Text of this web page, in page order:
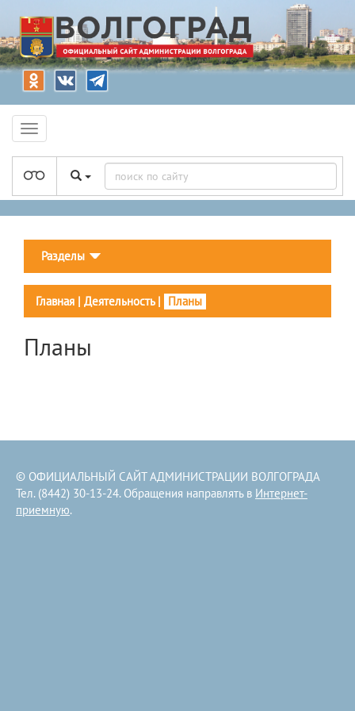
Разделы
Главная | Деятельность| Планы
Планы
© ОФИЦИАЛЬНЫЙ САЙТ АДМИНИСТРАЦИИ ВОЛГОГРАДА
Тел. (8442) 30-13-24. Обращения направлять в Интернет-
приемную.